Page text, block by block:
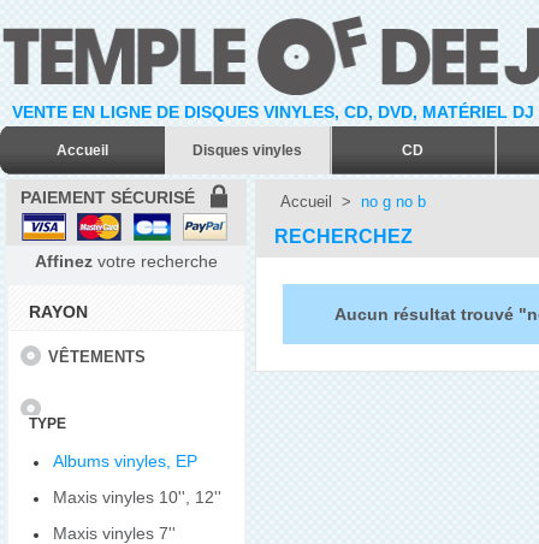
VENTE EN LIGNE DE DISQUES VINYLES, CD, DVD, MATÉRIEL
Accueil Disques vinyles CD
PAIEMENT SÉCURISÉ
Affinez votre recherche
RAYON
VÊTEMENTS
TYPE
Albums vinyles, EP
Maxis vinyles 10'', 12''
Maxis vinyles 7''
Accueil > no g no b
RECHERCHEZ
Aucun résultat trouvé